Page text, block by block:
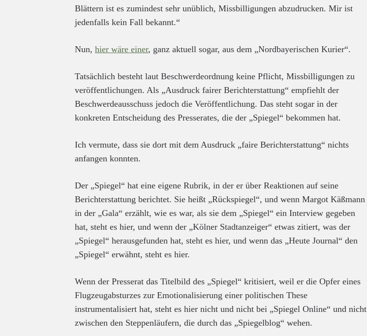
Blättern ist es zumindest sehr unüblich, Missbilligungen abzudrucken. Mir ist
jedenfalls kein Fall bekannt.“
Nun, hier wäre einer, ganz aktuell sogar, aus dem „Nordbayerischen Kurier“.
Tatsächlich besteht laut Beschwerdeordnung keine Pflicht, Missbilligungen zu
veröffentlichungen. Als „Ausdruck fairer Berichterstattung“ empfiehlt der
Beschwerdeausschuss jedoch die Veröffentlichung. Das steht sogar in der
konkreten Entscheidung des Presserates, die der „Spiegel“ bekommen hat.
Ich vermute, dass sie dort mit dem Ausdruck „faire Berichterstattung“ nichts
anfangen konnten.
Der „Spiegel“ hat eine eigene Rubrik, in der er über Reaktionen auf seine
Berichterstattung berichtet. Sie heißt „Rückspiegel“, und wenn Margot Käßmann
in der „Gala“ erzählt, wie es war, als sie dem „Spiegel“ ein Interview gegeben
hat, steht es hier, und wenn der „Kölner Stadtanzeiger“ etwas zitiert, was der
„Spiegel“ herausgefunden hat, steht es hier, und wenn das „Heute Journal“ den
„Spiegel“ erwähnt, steht es hier.
Wenn der Presserat das Titelbild des „Spiegel“ kritisiert, weil er die Opfer eines
Flugzeugabsturzes zur Emotionalisierung einer politischen These
instrumentalisiert hat, steht es hier nicht und nicht bei „Spiegel Online“ und nicht
zwischen den Steppenläufern, die durch das „Spiegelblog“ wehen.